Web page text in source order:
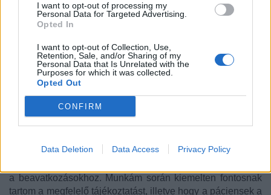
I want to opt-out of processing my
Personal Data for Targeted Advertising.
Opted In
I want to opt-out of Collection, Use,
Retention, Sale, and/or Sharing of my
Personal Data that Is Unrelated with the
Purposes for which it was collected.
Opted Out
CONFIRM
Data Deletion Data Access Privacy Policy
ellátása, valamint az intenzív terápiás betegvezetés a
mindennapi munkám része.
Tagja vagyok a Brit Királyi Aneszteziológiai Kollégiumnak
(The Royal College of Anaesthesia), valamint a Magyar
Aneszteziológiai és Intenzív Terápiás Társaságnak.
2021 óta veszek részt az OralMed Studio altatásos
beavatkozásainak szakmai biztosításában.
elválaszthatatlan a magas szintű aneszteziológiai háttértől,
a beavatkozásokhoz. Munkám során kiemelten fontosnak
tartom a megfelelő tájékoztatást, illetve hogy a páciensek a